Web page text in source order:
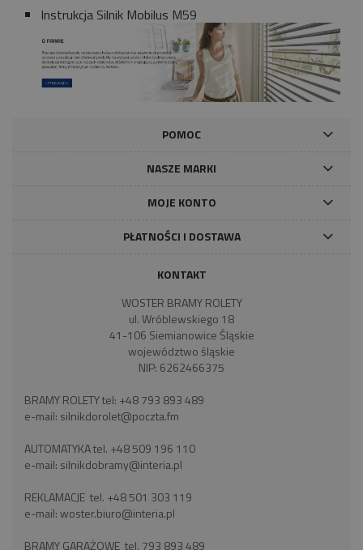
Instrukcja Silnik Mobilus M59
POMOC
NASZE MARKI
MOJE KONTO
PŁATNOŚCI I DOSTAWA
KONTAKT
WOSTER BRAMY ROLETY
ul. Wróblewskiego 18
41-106 Siemianowice Śląskie
województwo śląskie
NIP: 6262466375
BRAMY ROLETY tel: +48 793 893 489
e-mail: silnikdorolet@poczta.fm
AUTOMATYKA tel. +48 509 196 110
e-mail: silnikdobramy@interia.pl
REKLAMACJE tel. +48 501 303 119
e-mail:woster.biuro@interia.pl
BRAMY GARAŻOWE tel. 793 893 489